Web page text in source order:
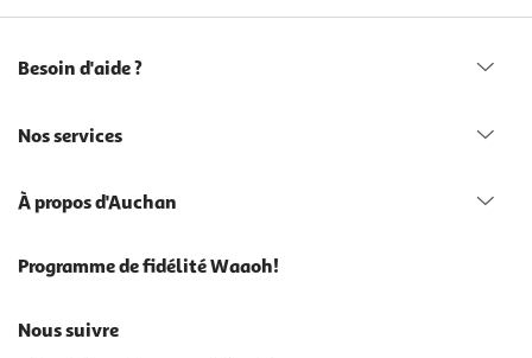
Besoin d'aide ?
Nos services
À propos d'Auchan
Programme de fidélité Waaoh!
Nous suivre